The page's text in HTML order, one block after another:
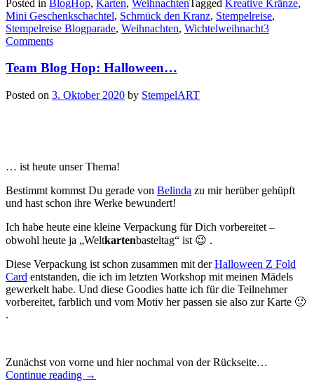
–
Winter
und
Posted in BlogHop, Karten, WeihnachtenTagged Kreative Kränze,
Mini Geschenkschachtel, Schmück den Kranz, Stempelreise,
Stempelreise Blogparade, Weihnachten, Wichtelweihnacht3
Comments
Team Blog Hop: Halloween…
Posted on 3. Oktober 2020 by StempelART
… ist heute unser Thema!
Bestimmt kommst Du gerade von Belinda zu mir herüber gehüpft
und hast schon ihre Werke bewundert!
Ich habe heute eine kleine Verpackung für Dich vorbereitet –
obwohl heute ja „Weltkartenbasteltag“ ist 😉 .
Diese Verpackung ist schon zusammen mit derHalloween Z Fold
Card entstanden, die ich im letzten Workshop mit meinen Mädels
gewerkelt habe. Und diese Goodies hatte ich für die Teilnehmer
vorbereitet, farblich und vom Motiv her passen sie also zur Karte 🙂
.
Zunächst von vorne und hier nochmal von der Rückseite…
Continue reading „Team
→